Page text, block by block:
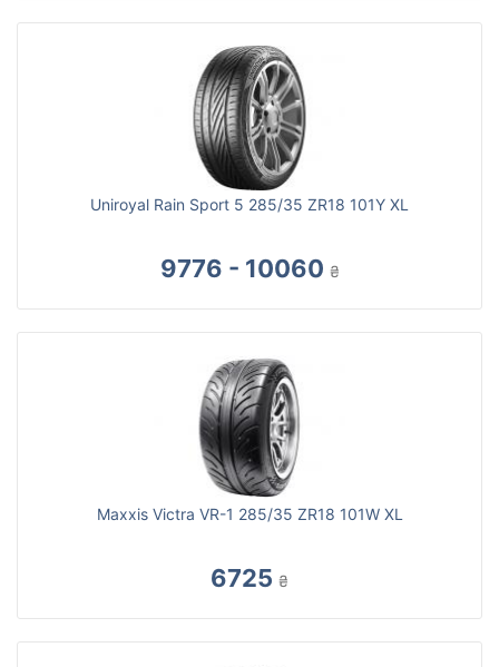
Uniroyal Rain Sport 5 285/35 ZR18 101Y XL
9776 - 10060 ₴
Maxxis Victra VR-1 285/35 ZR18 101W XL
6725 ₴